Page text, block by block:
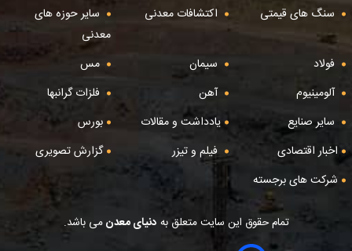
سنگ های قیمتی
اکتشافات معدنی
سایر حوزه های
معدنی
فولاد
سیمان
مس
آلومینیوم
آهن
فلزات گرانبها
سایر صنایع
یادداشت و مقالات
بورس
اخبار اقتصادی
فیلم و تیزر
گزارش تصویری
شرکت های برجسته
تمام حقوق این سایت متعلق به دنیای معدنمی باشد.